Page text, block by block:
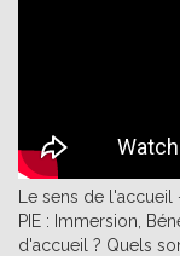
Le sens de
PIE : Immersion,
d'accueil ? Quels